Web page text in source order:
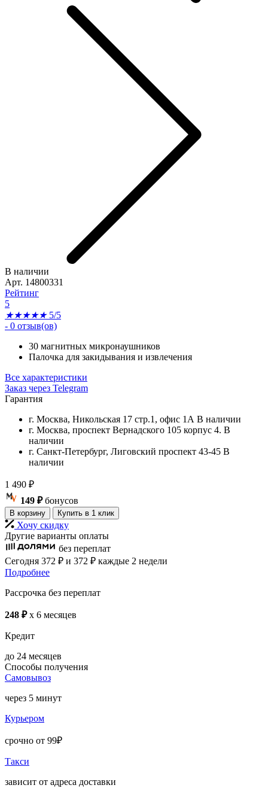
В наличии
Арт. 14800331
Рейтинг
5
★★★★★ 5/5
- 0 отзыв(ов)
30 магнитных микронаушников
Палочка для закидывания и извлечения
Все характеристики
Заказ через Telegram
Гарантия
г. Москва, Никольская 17 стр.1, офис 1А В наличии
г. Москва, проспект Вернадского 105 корпус 4. В
наличии
г. Санкт-Петербург, Лиговский проспект 43-45 В
наличии
1 490 ₽
149 ₽бонусов
В корзину Купить в 1 клик
Хочу скидку
Другие варианты оплаты
без переплат
Сегодня 372 ₽ и 372 ₽ каждые 2 недели
Подробнее
Рассрочка без переплат
248 ₽x 6 месяцев
Кредит
до 24 месяцев
Способы получения
Самовывоз
через 5 минут
Курьером
срочно от 99₽
Такси
зависит от адреса доставки